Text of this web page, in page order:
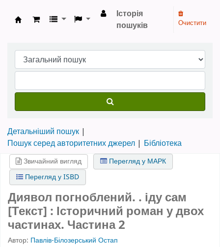
Бібліотека НТШ › Електронний каталог
Історія
пошуків
Очистити
Детальніший пошук
Пошук серед авторитетних джерел
Бібліотека
Звичайний вигляд
Перегляд у МАРК
Перегляд у ISBD
Диявол погноблений. . іду сам
[Текст] : Історичний роман у двох
частинах. Частина 2
Автор: Павлів-Білозерський Остап